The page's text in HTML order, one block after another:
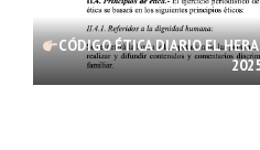
CÓDIGO ÉTICA DIARIO EL